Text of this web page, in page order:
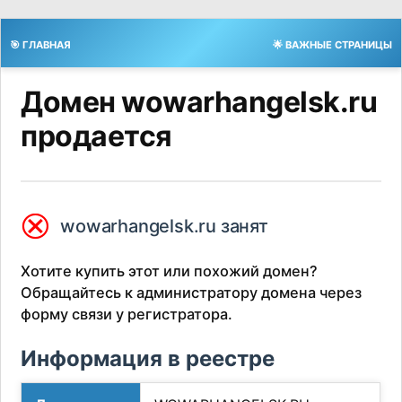
🎯 ГЛАВНАЯ 🌟 ВАЖНЫЕ СТРАНИЦЫ
Домен wowarhangelsk.ru
продается
⮿ wowarhangelsk.ru занят
Хотите купить этот или похожий домен?
Обращайтесь к администратору домена через
форму связи у регистратора.
Информация в реестре